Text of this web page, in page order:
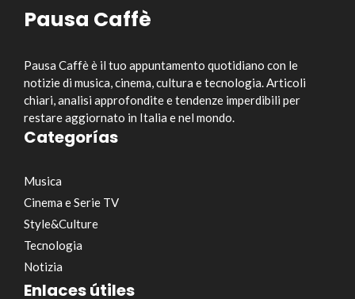
Pausa Caffè
Pausa Caffè è il tuo appuntamento quotidiano con le
notizie di musica, cinema, cultura e tecnologia. Articoli
chiari, analisi approfondite e tendenze imperdibili per
restare aggiornato in Italia e nel mondo.
Categorías
Musica
Cinema e Serie TV
Style&Culture
Tecnologia
Notizia
Enlaces útiles